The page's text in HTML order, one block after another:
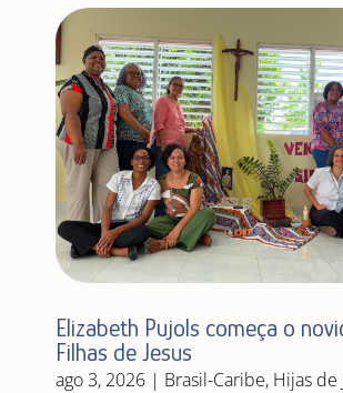
Elizabeth Pujols começa o
Filhas de Jesus
ago 3, 2026| Brasil-Caribe, Hijas de